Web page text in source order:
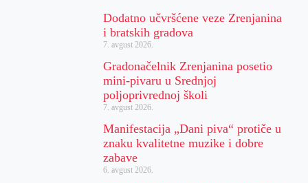
Dodatno učvršćene veze Zrenjanina
i bratskih gradova
7. avgust 2026.
Gradonačelnik Zrenjanina posetio
mini-pivaru u Srednjoj
poljoprivrednoj školi
7. avgust 2026.
Manifestacija „Dani piva“ protiče u
znaku kvalitetne muzike i dobre
zabave
6. avgust 2026.